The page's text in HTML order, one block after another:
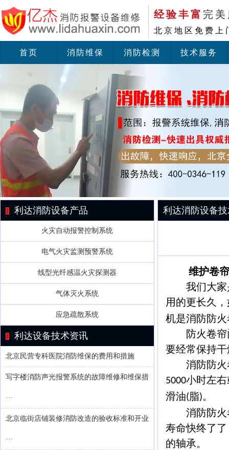
经验丰富 完
北京地区免费上
首页 消防维保 消防检测 技术服务
利达消防设备产品
火灾自动报警控制系统
电气火灾监测预警系统
线型光纤感温火灾探测器
气体灭火系统
应急疏散系统
利达设备技术资讯
北京民营专科医院消防维保的费用和措施
写字楼消防声光报警系统的故障维修和维保措
···
北京临街店铺装修消防改造的验收标准和开业
···
利达消防设备
维护卷
我们大家是
用的更长久
机是消防防
防火卷帘门
要经常保持
消防防火卷
5000小时左
滑油(脂)。
消防防火卷
寿命快终了
的轴承。